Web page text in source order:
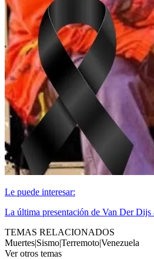
Le puede interesar:
La última presentación de Van Der Dijs
TEMAS RELACIONADOS
Muertes|Sismo|Terremoto|Venezuela
Ver otros temas